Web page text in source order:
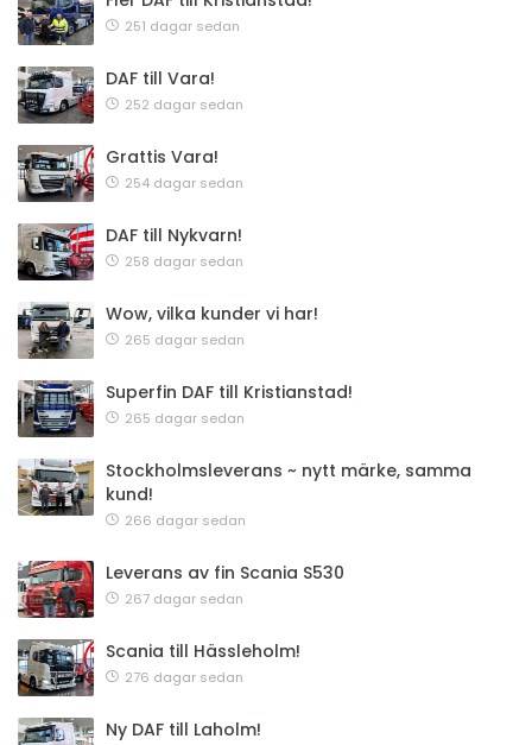
251 dagar sedan
DAF till Vara!
252 dagar sedan
Grattis Vara!
254 dagar sedan
DAF till Nykvarn!
258 dagar sedan
Wow, vilka kunder vi har!
265 dagar sedan
Superfin DAF till Kristianstad!
265 dagar sedan
Stockholmsleverans ~ nytt märke, samma
kund!
266 dagar sedan
Leverans av fin Scania S530
267 dagar sedan
Scania till Hässleholm!
276 dagar sedan
Ny DAF till Laholm!